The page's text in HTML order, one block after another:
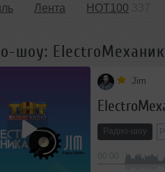
Лента HOT100
шоу:
Jim
Радио-шоу